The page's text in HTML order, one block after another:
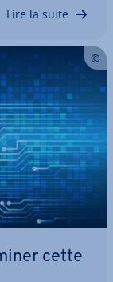
Lire la suite
cette